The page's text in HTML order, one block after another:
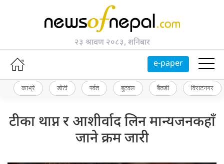
२३ श्रावण २०८३, शनिबार
e-paper
काभ्रे डोटी पर्वत बुटवल बैतडी विराटनगर
टीका थाप्न र आशीर्वाद लिन मान्यजनकहाँ
जाने क्रम जारी